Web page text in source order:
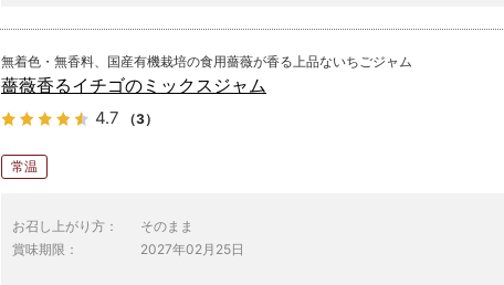
無着色・無香料、国産有機栽培の食用薔薇が香る上品ないちごジャム
薔薇香るイチゴのミックスジャム
4.7 （3）
常温
お召し上がり方：
そのまま
賞味期限：
2027年02月25日